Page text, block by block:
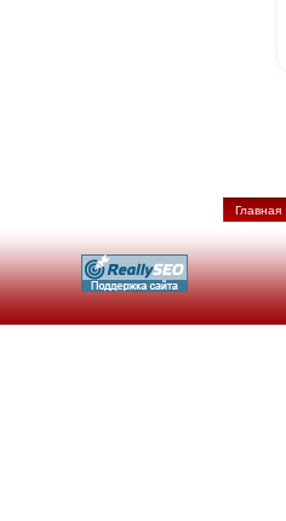
Главная